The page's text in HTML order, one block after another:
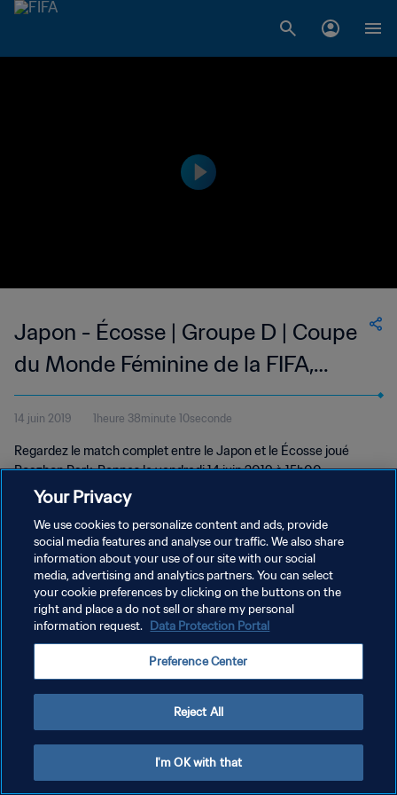
Japon - Écosse | Groupe D | Coupe
du Monde Féminine de la FIFA,
France 2019™ | Replay
14 juin 2019 1heure 38minute 10seconde
Regardez le match complet entre le Japon et le Écosse joué
Roazhon Park, Rennes le vendredi 14 juin 2019 à 15h00.
POLITIQUE DE CONFIDENTIALITÉ
CONDITIONS D'UTILISATION
GÉRER VOS PRÉFÉRENCES SUR LES COOKIES
Your Privacy
We use cookies to personalize content and ads, provide
social media features and analyse our traffic. We also share
information about your use of our site with our social
media, advertising and analytics partners. You can select
your cookie preferences by clicking on the buttons on the
right and place a do not sell or share my personal
information request. Data Protection Portal
Preference Center
Reject All
I'm OK with that